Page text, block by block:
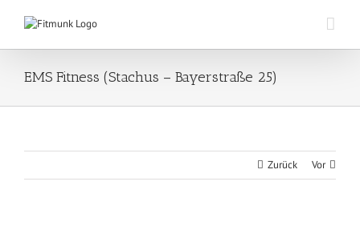
EMS Fitness (Stachus – Bayerstraße 25)
Zurück Vor